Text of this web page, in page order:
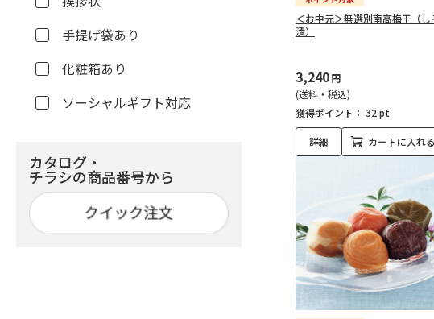
＜お中元＞無選別南高梅干（し
漬）
3,240円
(送料・税込)
獲得ポイント： 32 pt
詳細 カートに入れる
手提げ袋あり
化粧箱あり
ソーシャルギフト対応
カタログ・
チラシの商品番号から